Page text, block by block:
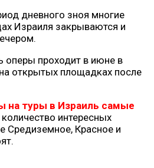
дневного зноя многие
Израиля закрываются и
оперы проходит в июне в
открытых площадках после
на туры в Израиль самые
интересных
Средиземное, Красное и